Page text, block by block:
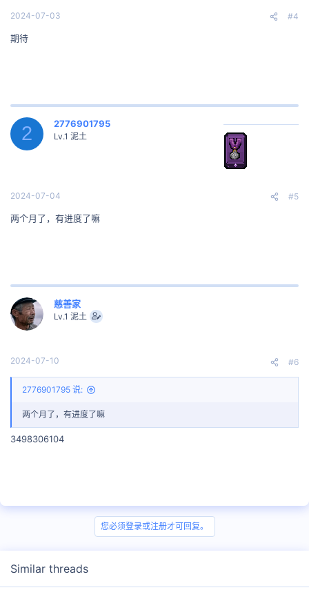
2024-07-03 #4
期待
2 2776901795
Lv.1 泥土
2024-07-04 #5
两个月了，有进度了嘛
慈善家
Lv.1 泥土
2024-07-10 #6
2776901795 说:
两个月了，有进度了嘛
3498306104
您必须登录或注册才可回复。
Similar threads